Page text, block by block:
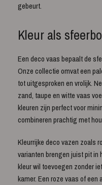
gebeurt.
Kleur als
Een deco vaas bepaalt de
Onze collectie omvat een
tot uitgesproken en vrolijk.
zand, taupe en witte vaas
kleuren zijn perfect voor
combineren prachtig met
Kleurrijke deco vazen zoals
varianten brengen juist pit in
kleur wil toevoegen zonder
kamer. Een roze vaas of